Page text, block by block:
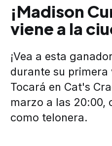
¡Madison
viene a la
¡Vea a esta
durante su
Tocará en Cat's
marzo a las 20:00,
como telonera.